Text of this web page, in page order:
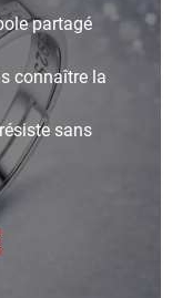
partagé
connaître la
sans